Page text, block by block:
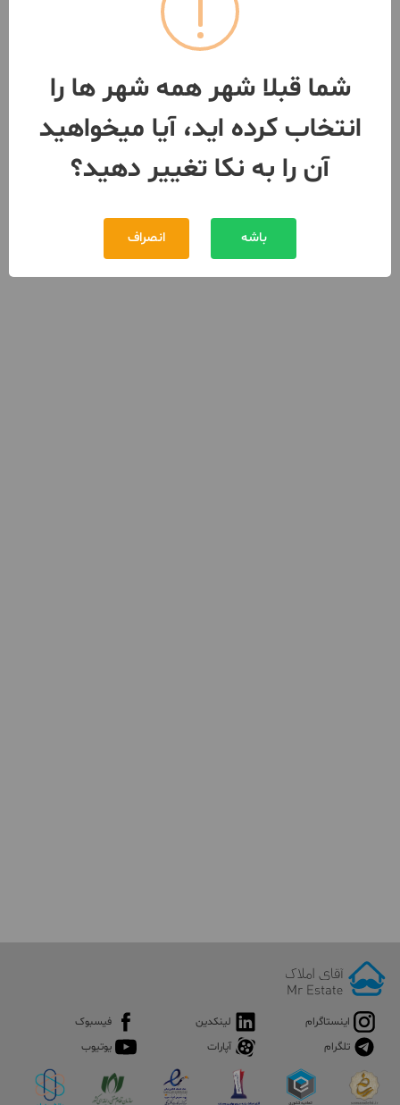
مبلغ
091507***33
اینستاگرام لینکدین
فیسبوک
تلگرام
آپارات یوتیوب
شما قبلا شهر همه شهر ها را
انتخاب کرده اید، آیا میخواهید
آن را به نکا تغییر دهید؟
باشه انصراف